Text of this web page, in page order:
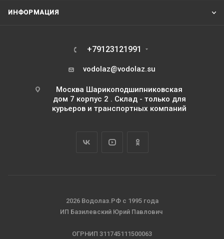
ИНФОРМАЦИЯ
+79123121991
vodolaz@vodolaz.su
Москва Шарикоподшипниковская
дом 7 корпус 2 . Склад - только для
курьеров и транспортных компаний
2026 Водолаз.РФ с 1995 года
ИП Базилевский Юрий Павлович
ОГРНИП 311745111500063